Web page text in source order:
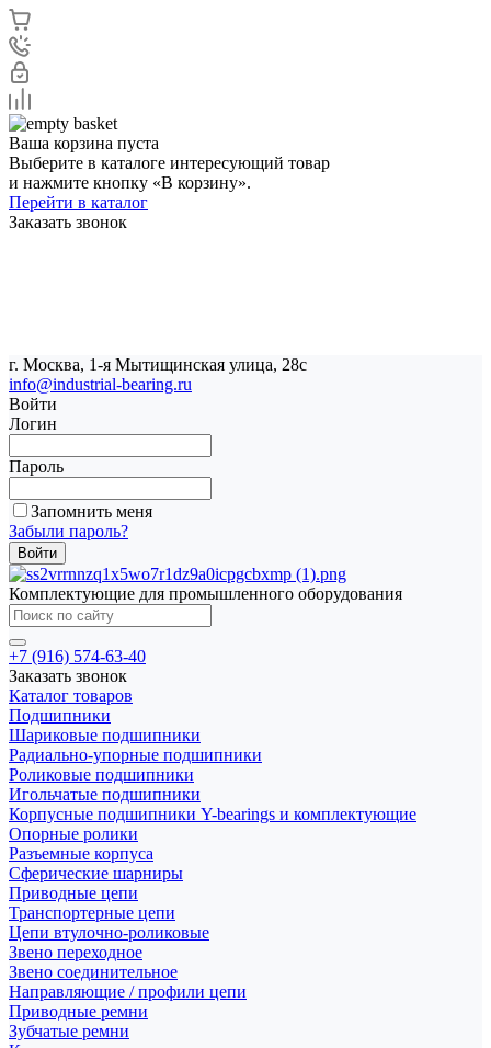
Ваша корзина пуста
Выберите в каталоге интересующий товар
и нажмите кнопку «В корзину».
Перейти в каталог
Заказать звонок
г. Москва, 1-я Мытищинская улица, 28с
info@industrial-bearing.ru
Войти
Логин
Пароль
Запомнить меня
Забыли пароль?
Комплектующие для промышленного оборудования
+7 (916) 574-63-40
Заказать звонок
Каталог товаров
Подшипники
Шариковые подшипники
Радиально-упорные подшипники
Роликовые подшипники
Игольчатые подшипники
Корпусные подшипники Y-bearings и комплектующие
Опорные ролики
Разъемные корпуса
Сферические шарниры
Приводные цепи
Транспортерные цепи
Цепи втулочно-роликовые
Звено переходное
Звено соединительное
Направляющие / профили цепи
Приводные ремни
Зубчатые ремни